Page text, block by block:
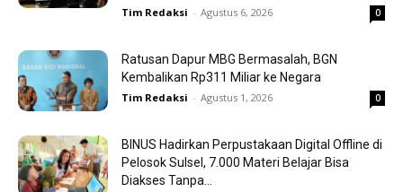
Tim Redaksi - Agustus 6, 2026 0
Ratusan Dapur MBG Bermasalah, BGN
Kembalikan Rp311 Miliar ke Negara
Tim Redaksi - Agustus 1, 2026 0
BINUS Hadirkan Perpustakaan Digital Offline di
Pelosok Sulsel, 7.000 Materi Belajar Bisa
Diakses Tanpa...